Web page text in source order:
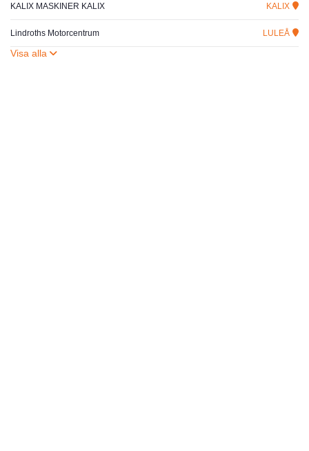
KALIX MASKINER KALIX KALIX
Lindroths Motorcentrum LULEÅ